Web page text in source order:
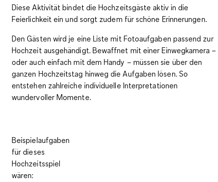
Diese Aktivitätbindet die Hochzeitsgäste aktiv in die
Feierlichkeit ein und sorgt zudem fürschöne Erinnerungen.
Den Gästen wird je eine Liste mit Fotoaufgaben passend zur
Hochzeit ausgehändigt. Bewaffnet mit einer Einwegkamera –
oder auch einfach mit dem Handy – müssen sie über den
ganzen Hochzeitstag hinweg die Aufgaben lösen. So
entstehen zahlreiche individuelle Interpretationen
wundervoller Momente.
Beispielaufgaben
für dieses
Hochzeitsspiel
wären: